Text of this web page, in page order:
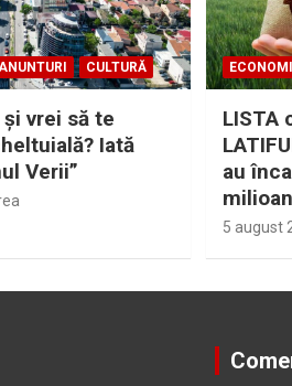
CULTURĂ
vrei să te
Iată
Verii”
LISTA
au
5 august